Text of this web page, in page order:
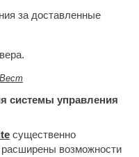
за доставленные
системы управления
существенно
расширены возможности